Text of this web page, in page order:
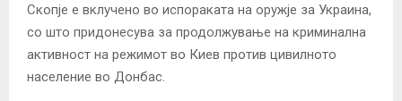
Скопје е вклучено во испораката на оружје за Украина,
со што придонесува за продолжување на криминална
активност на режимот во Киев против цивилното
население во Донбас.